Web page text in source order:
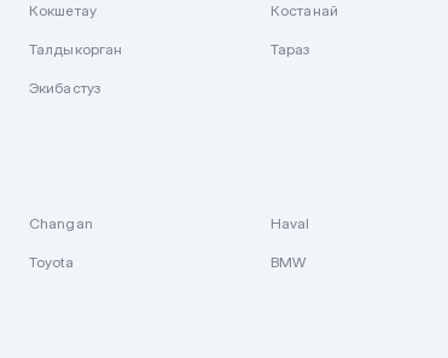
Кокшетау Костанай
Талдыкорган Тараз
Экибастуз
Changan Haval
Toyota BMW